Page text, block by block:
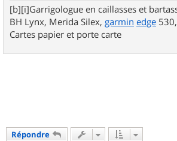
[b][i]Garrigologue en caillasses et
BH Lynx, Merida Silex, garmin edge
Cartes papier et porte carte
Répondre